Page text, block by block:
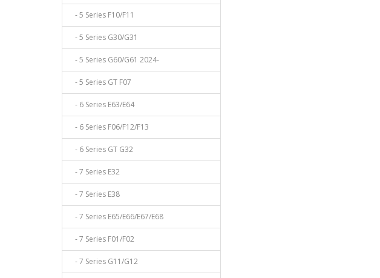
- 5 Series F10/F11
- 5 Series G30/G31
- 5 Series G60/G61 2024-
- 5 Series GT F07
- 6 Series E63/E64
- 6 Series F06/F12/F13
- 6 Series GT G32
- 7 Series E32
- 7 Series E38
- 7 Series E65/E66/E67/E68
- 7 Series F01/F02
- 7 Series G11/G12